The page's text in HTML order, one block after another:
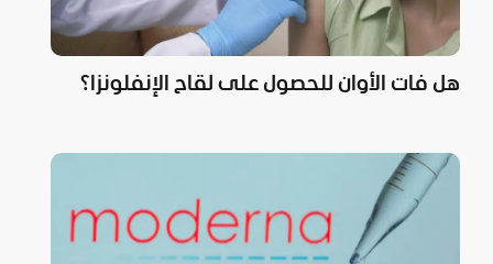
هل فات الأوان للحصول على لقاح الإنفلونزا؟